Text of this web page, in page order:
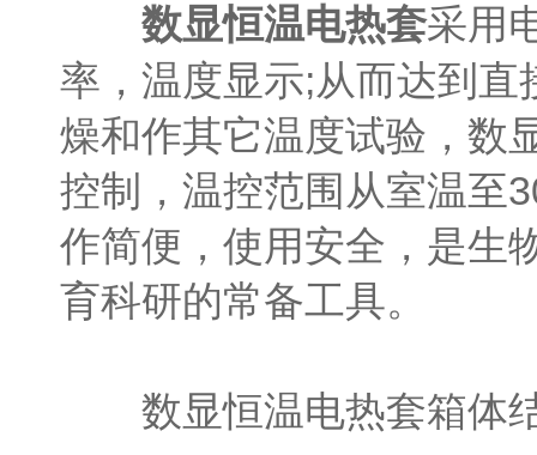
数显恒温电热套采用
率，温度显示;从而达到
燥和作其它温度试验，数
控制，温控范围从室温至
作简便，使用安全，是生
育科研的常备工具。
数显恒温电热套箱体